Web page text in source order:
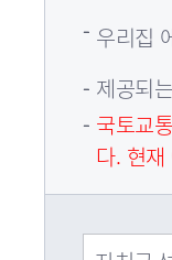
우리집
제공되
국토교
다. 현